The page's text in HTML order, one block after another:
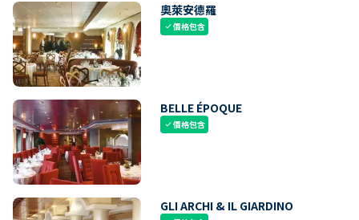
奧萊安德羅
check價格包含
BELLE ÉPOQUE
check價格包含
GLI ARCHI & IL GIARDINO